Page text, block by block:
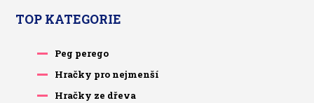
TOP KATEGORIE
Peg perego
Hračky pro nejmenší
Hračky ze dřeva